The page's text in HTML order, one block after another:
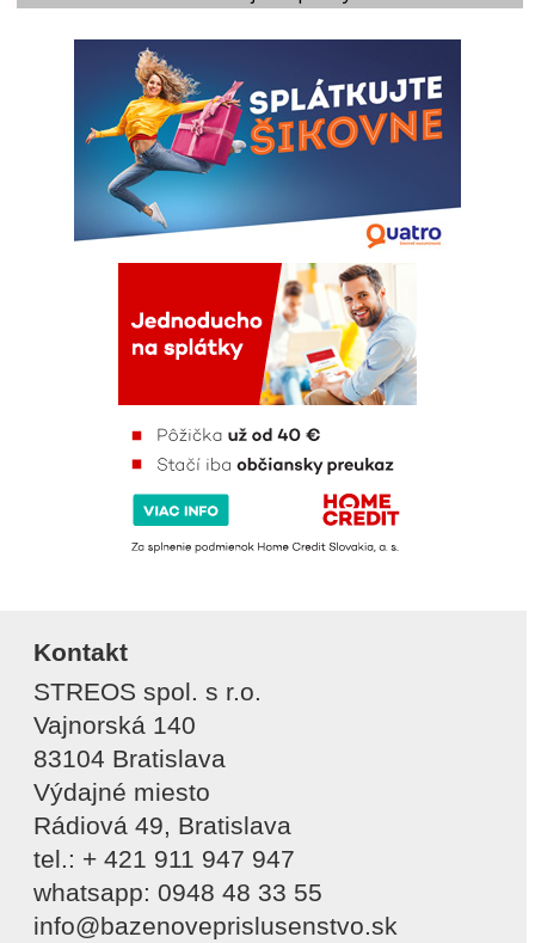
Kontakt
STREOS spol. s r.o.
Vajnorská 140
83104 Bratislava
Výdajné miesto
Rádiová 49, Bratislava
tel.: + 421 911 947 947
whatsapp: 0948 48 33 55
info@bazenoveprislusenstvo.sk